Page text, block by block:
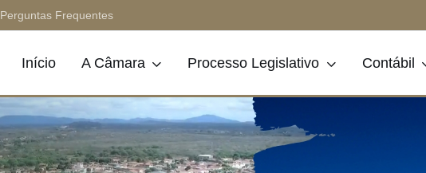
Perguntas Frequentes
Início A Câmara Processo Legislativo Contábil